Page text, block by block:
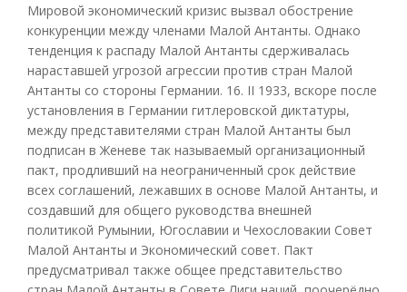
Мировой экономический кризис вызвал обострение
конкуренции между членами Малой Антанты. Однако
тенденция к распаду Малой Антанты сдерживалась
нараставшей угрозой агрессии против стран Малой
Антанты со стороны Германии. 16. II 1933, вскоре после
установления в Германии гитлеровской диктатуры,
между представителями стран Малой Антанты был
подписан в Женеве так называемый организационный
пакт, продливший на неограниченный срок действие
всех соглашений, лежавших в основе Малой Антанты, и
создавший для общего руководства внешней
политикой Румынии, Югославии и Чехословакии Совет
Малой Антанты и Экономический совет. Пакт
предусматривал также общее представительство